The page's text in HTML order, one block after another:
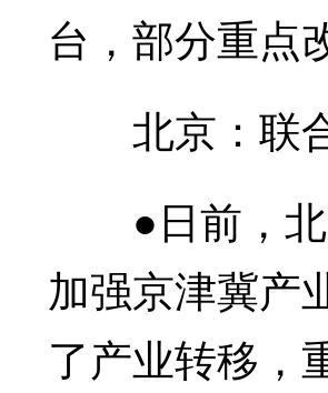
台，部分重点
北京：联合
●日前，北
加强京津冀产
了产业转移，